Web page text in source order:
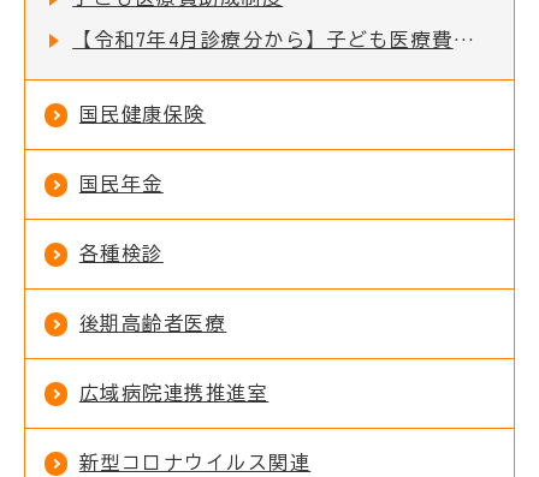
【令和7年4月診療分から】子ども医療費助成制度の所得制限を撤廃します
国民健康保険
国民年金
各種検診
後期高齢者医療
広域病院連携推進室
新型コロナウイルス関連